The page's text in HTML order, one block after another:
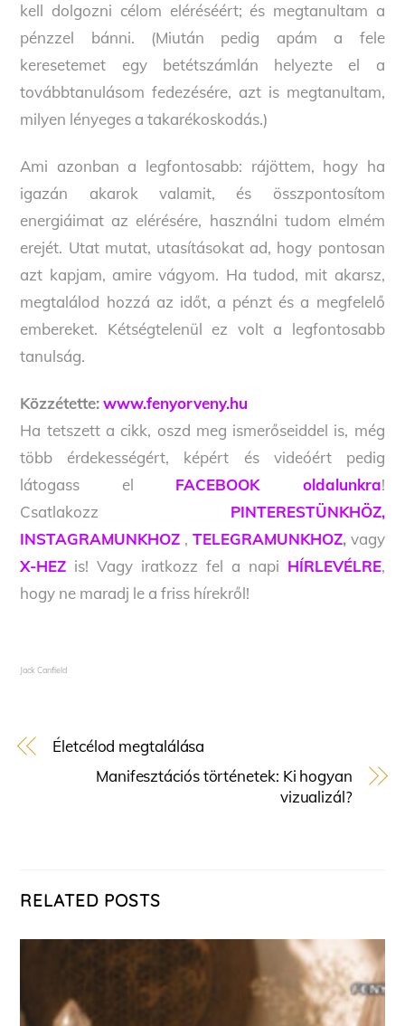
kell dolgozni célom eléréséért; és megtanultam a
pénzzel bánni. (Miután pedig apám a fele
keresetemet egy betétszámlán helyezte el a
továbbtanulásom fedezésére, azt is megtanultam,
milyen lényeges a takarékoskodás.)
Ami azonban a legfontosabb: rájöttem, hogy ha
igazán akarok valamit, és összpontosítom
energiáimat az elérésére, használni tudom elmém
erejét. Utat mutat, utasításokat ad, hogy pontosan
azt kapjam, amire vágyom. Ha tudod, mit akarsz,
megtalálod hozzá az időt, a pénzt és a megfelelő
embereket. Kétségtelenül ez volt a legfontosabb
tanulság.
Közzétette: www.fenyorveny.hu
Ha tetszett a cikk, oszd meg ismerőseiddel is, még
több érdekességért, képért és videóért pedig
látogass el FACEBOOK oldalunkra!
Csatlakozz PINTERESTÜNKHÖZ,
INSTAGRAMUNKHOZ , TELEGRAMUNKHOZ,vagy
X-HEZ is! Vagy iratkozz fel a napi HÍRLEVÉLRE,
hogy ne maradj le a friss hírekről!
Jack Canfield
Életcélod megtalálása
Manifesztációs történetek: Ki hogyan
vizualizál?
RELATED POSTS